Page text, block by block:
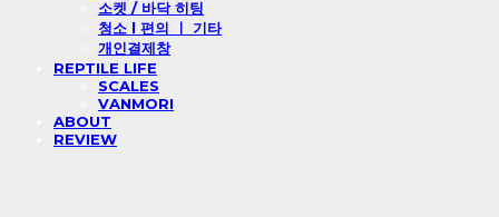
소켓 / 바닥 히팅
청소 l 편의 ㅣ 기타
개인결제창
REPTILE LIFE
SCALES
VANMORI
ABOUT
REVIEW